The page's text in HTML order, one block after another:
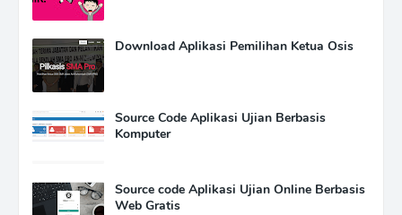
Download Aplikasi Pemilihan Ketua Osis
Source Code Aplikasi Ujian Berbasis
Komputer
Source code Aplikasi Ujian Online Berbasis
Web Gratis